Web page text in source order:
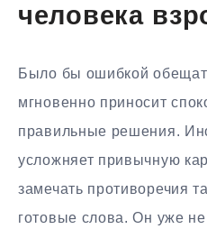
человека
Было бы ошибкой
мгновенно приносит
правильные решения.
усложняет привычную
замечать противоречия
готовые слова. Он уже не